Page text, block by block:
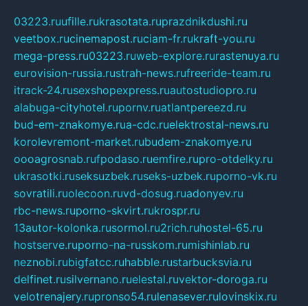
03223.ruufille.rukrasotata.ruprazdnikdushi.ru
veetbox.rucinemapost.ruciam-fr.rukraft-you.ru
mega-press.ru03223.ruweb-explore.rurastenuya.ru
eurovision-russia.rustrah-news.rufreeride-team.ru
itrack-24.rusexshopexpress.ruautostudiopro.ru
alabuga-cityhotel.rupornv.ruatlantpereezd.ru
bud-em-znakomye.rua-cdc.ruelektrostal-news.ru
korolevremont-market.rubudem-znakomye.ru
oooagrosnab.rufpodaso.ruemfire.rupro-otdelky.ru
ukrasotki.ruseksuzbek.ruseks-uzbek.ruporno-vk.ru
sovratili.ruolecoon.ruvd-dosug.ruadonyev.ru
rbc-news.ruporno-skvirt.rukrospr.ru
13autor-kolonka.rusormol.ru2rich.ruhostel-65.ru
hostserve.ruporno-na-russkom.rumishinlab.ru
neznobi.rubigfatcc.ruhabble.rustarbucksvia.ru
delfinet.rusilvernano.ruelestal.ruvektor-doroga.ru
velotrenajery.rupronso54.rulenasever.rulovinskix.ru